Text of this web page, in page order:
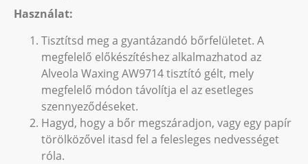
Használat:
Tisztítsd meg a gyantázandó bőrfelületet. A
megfelelő előkészítéshez alkalmazhatod az
Alveola Waxing AW9714 tisztító gélt, mely
megfelelő módon távolítja el az esetleges
szennyeződéseket.
Hagyd, hogy a bőr megszáradjon, vagy egy papír
törölközővel itasd fel a felesleges nedvességet
róla.